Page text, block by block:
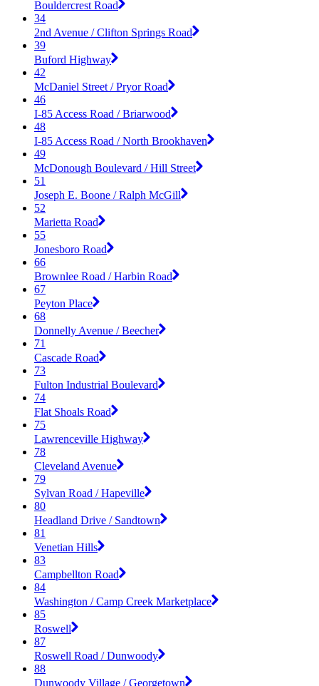
Bouldercrest Road
34
2nd Avenue / Clifton Springs Road
39
Buford Highway
42
McDaniel Street / Pryor Road
46
I-85 Access Road / Briarwood
48
I-85 Access Road / North Brookhaven
49
McDonough Boulevard / Hill Street
51
Joseph E. Boone / Ralph McGill
52
Marietta Road
55
Jonesboro Road
66
Brownlee Road / Harbin Road
67
Peyton Place
68
Donnelly Avenue / Beecher
71
Cascade Road
73
Fulton Industrial Boulevard
74
Flat Shoals Road
75
Lawrenceville Highway
78
Cleveland Avenue
79
Sylvan Road / Hapeville
80
Headland Drive / Sandtown
81
Venetian Hills
83
Campbellton Road
84
Washington / Camp Creek Marketplace
85
Roswell
87
Roswell Road / Dunwoody
88
Dunwoody Village / Georgetown